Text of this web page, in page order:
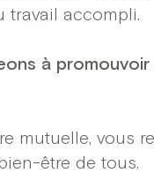
travail accompli.
à
mutuelle, vous
être de tous.